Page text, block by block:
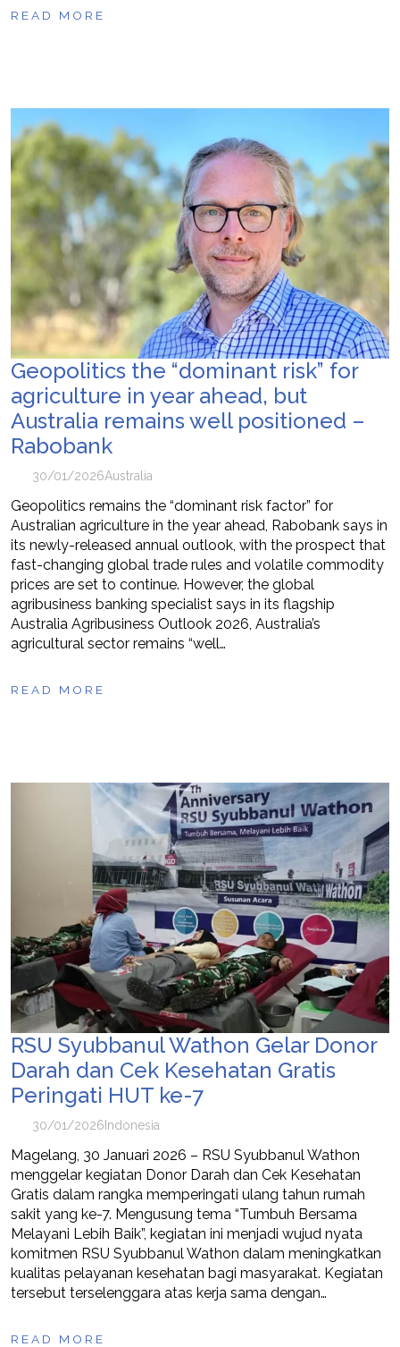
READ MORE
Geopolitics the “dominant risk” for
agriculture in year ahead, but
Australia remains well positioned –
Rabobank
30/01/2026Australia
Geopolitics remains the “dominant risk factor” for
Australian agriculture in the year ahead, Rabobank says in
its newly-released annual outlook, with the prospect that
fast-changing global trade rules and volatile commodity
prices are set to continue. However, the global
agribusiness banking specialist says in its flagship
Australia Agribusiness Outlook 2026, Australia’s
agricultural sector remains “well…
READ MORE
RSU Syubbanul Wathon Gelar Donor
Darah dan Cek Kesehatan Gratis
Peringati HUT ke-7
30/01/2026 Indonesia
Magelang, 30 Januari 2026 – RSU Syubbanul Wathon
menggelar kegiatan Donor Darah dan Cek Kesehatan
Gratis dalam rangka memperingati ulang tahun rumah
sakit yang ke-7. Mengusung tema “Tumbuh Bersama
Melayani Lebih Baik”, kegiatan ini menjadi wujud nyata
komitmen RSU Syubbanul Wathon dalam meningkatkan
kualitas pelayanan kesehatan bagi masyarakat. Kegiatan
tersebut terselenggara atas kerja sama dengan…
READ MORE